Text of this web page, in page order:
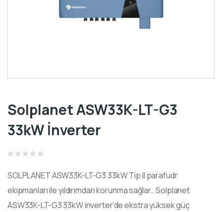
Solplanet ASW33K-LT-G3
33kW İnverter
out
SOLPLANET ASW33K-LT-G3 33kW Tip II parafudr
ekipmanları ile yıldırımdan korunma sağlar.. Solplanet
ASW33K-LT-G3 33kW inverter’de ekstra yüksek güç